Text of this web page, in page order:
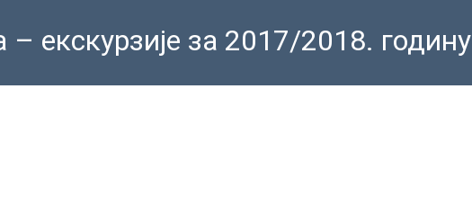
екскурзије за 2017/2018. годину